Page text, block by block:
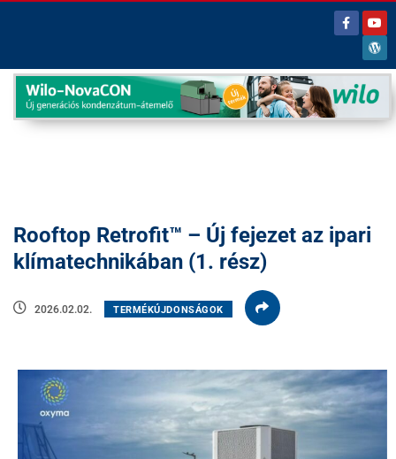
Rooftop Retrofit™ – Új fejezet az ipari
klímatechnikában (1. rész)
2026.02.02. TERMÉKÚJDONSÁGOK